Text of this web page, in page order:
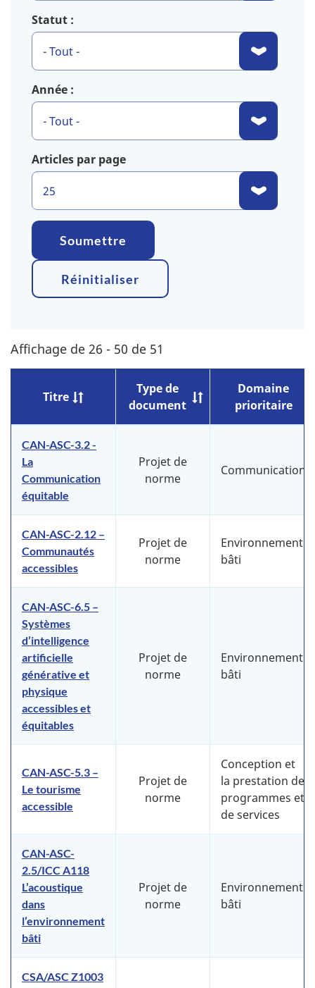
Statut :
Année :
Articles par page
Soumettre
Réinitialiser
Affichage de 26 - 50 de 51
Titre
Type de
document
Domaine
prioritaire
CAN-ASC-3.2 -
La
Communication
équitable
Projet de
norme
Communication
CAN-ASC-2.12 –
Communautés
accessibles
Projet de
norme
Environnement
bâti
CAN-ASC-6.5 –
Systèmes
d’intelligence
artificielle
générative et
physique
accessibles et
équitables
Projet de
norme
Environnement
bâti
CAN-ASC-5.3 –
Le tourisme
accessible
Projet de
norme
Conception et
la prestation de
programmes et
de services
CAN-ASC-
2.5/ICC A118
L’acoustique
dans
l’environnement
bâti
Projet de
norme
Environnement
bâti
CSA/ASC Z1003